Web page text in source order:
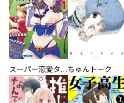
スーパー恋愛タイム！～現場でドＳな彼女は自宅でデレる～ ちゅんトーク